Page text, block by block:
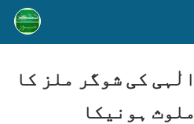
کی شوگر ملز کا
ہونیکا